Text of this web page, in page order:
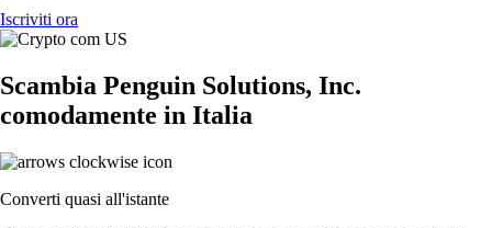
Iscriviti ora
Scambia Penguin Solutions, Inc.
comodamente in Italia
Converti quasi all'istante